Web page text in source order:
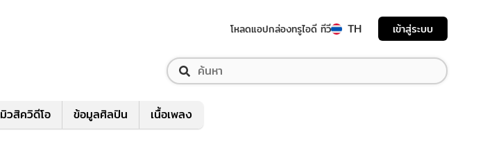
โหลดแอปกล่องทรูไอดี ทีวี TH เข้าสู่ระบบ
มิวสิควิดีโอ ข้อมูลศิลปิน เนื้อเพลง